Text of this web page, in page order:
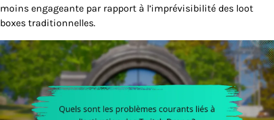
moins engageante par rapport à l’imprévisibilité des loot
boxes traditionnelles.